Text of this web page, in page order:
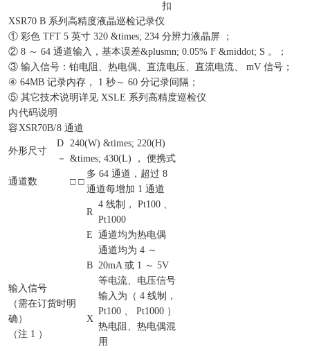
扣
XSR70 B 系列高精度液晶巡检记录仪
① 彩色 TFT 5 英寸 320 &times; 234 分辨力液晶屏 ；
② 8 ～ 64 通道输入，基本误差&plusmn; 0.05% F &middot; S 。；
③ 输入信号：铂电阻、热电偶、直流电压、直流电流、 mV 信号；
④ 64MB 记录内存， 1 秒～ 60 分记录间隔；
⑤ 其它技术说明详见 XSLE 系列高精度巡检仪
内
容
代码说明
XSR70B/8 通道
外形尺寸
D
－
240(W) &times; 220(H)
&times; 430(L) ， 便携式
通道数 □ □
多 64 通道，超过 8
通道每增加 1 通道
输入信号
（需在订货时明
确）
（注 1 ）
R
4 线制， Pt100 、
Pt1000
E 通道均为热电偶
B
通道均为 4 ～
20mA 或 1 ～ 5V
等电流、电压信号
X
输入为（ 4 线制，
Pt100 、 Pt1000 ）
热电阻、热电偶混
用